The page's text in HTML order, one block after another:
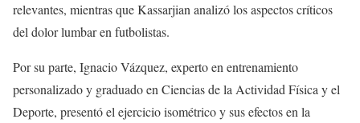
relevantes, mientras que Kassarjian analizó los aspectos críticos
del dolor lumbar en futbolistas.
Por su parte, Ignacio Vázquez, experto en entrenamiento
personalizado y graduado en Ciencias de la Actividad Física y el
Deporte, presentó el ejercicio isométrico y sus efectos en la